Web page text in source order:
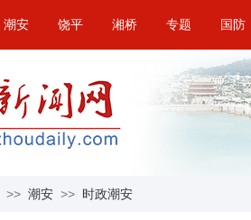
潮安 饶平 湘桥 专题 国防
>> 潮安 >> 时政潮安